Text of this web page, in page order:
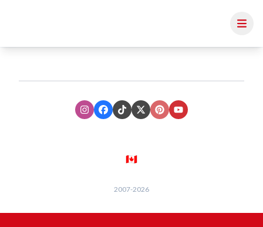
InstagramFacebook
TikTokXTwitter
PinterestYoutube
🇨🇦
2007-2026